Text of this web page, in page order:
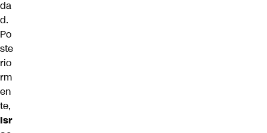
da
d.
Po
ste
rio
rm
en
te,
Isr